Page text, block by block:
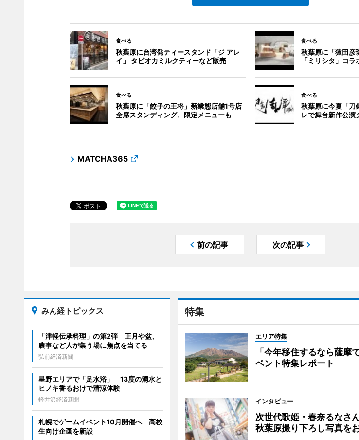
食べる
秋葉原に台湾発ティースタンド「ジ アレ
イ」 タピオカミルクティーなど販売
食べる
秋葉原に「猿田彦
「ミリシタ」コラ
食べる
秋葉原に「餃子の王将」新業態店舗1号店
全席スタンディング、限定メニューも
食べる
秋葉原に今夏「刀
レで舞台新作公演
MATCHA365
前の記事 次の記事
特集
エリア特集
「今年移住するなら薩
ベント特集レポート
インタビュー
次世代歌姫・春奈るなさ
秋葉原撮り下ろし写真を
みん経トピックス
「津軽伝承料理」の第2弾 正月や盆、
農事など人が集う場に焦点を当てる
弘前経済新聞
星野エリアで「足水浴」 13度の湧水と
ヒノキ香るおけで清涼体験
軽井沢経済新聞
札幌でゲームイベント10月開催へ 高校
生向け企画を新設